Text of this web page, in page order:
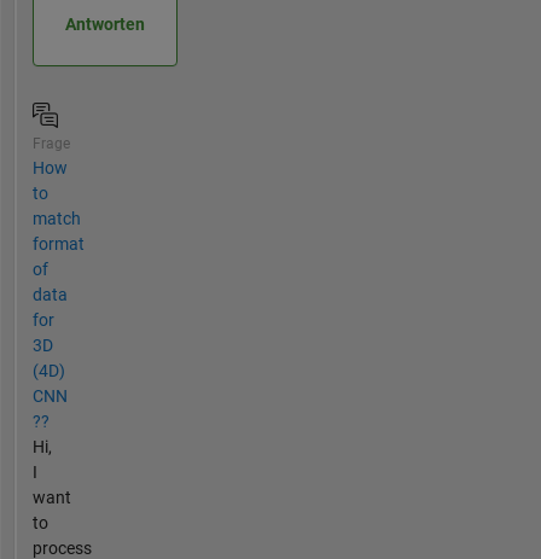
Antworten
Frage
How
to
match
format
of
data
for
3D
(4D)
CNN
??
Hi,
I
want
to
process